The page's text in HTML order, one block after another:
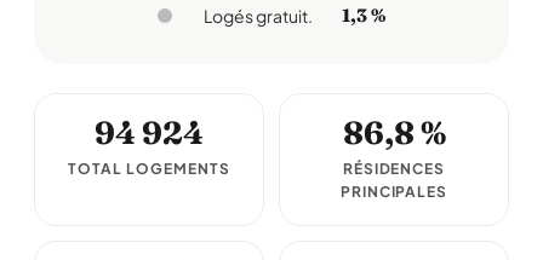
Logés gratuit. 1,3 %
94 924
TOTAL LOGEMENTS
86,8 %
RÉSIDENCES
PRINCIPALES